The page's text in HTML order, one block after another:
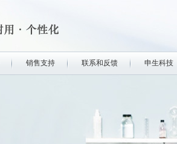
销售支持 联系和反馈 申生科技